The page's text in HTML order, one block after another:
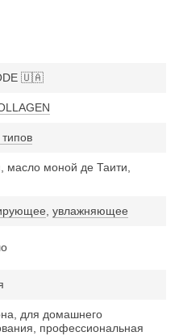
🇺🇦
масло моной де Таити,
увлажняющее
для домашнего
профессиональная